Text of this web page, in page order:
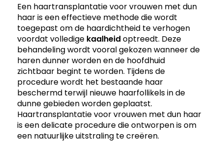
Een haartransplantatie voor vrouwen met dun
haar is een effectieve methode die wordt
toegepast om de haardichtheid te verhogen
voordat volledige kaalheidoptreedt. Deze
behandeling wordt vooral gekozen wanneer de
haren dunner worden en de hoofdhuid
zichtbaar begint te worden. Tijdens de
procedure wordt het bestaande haar
beschermd terwijl nieuwe haarfollikels in de
dunne gebieden worden geplaatst.
Haartransplantatie voor vrouwen met dun haar
is een delicate procedure die ontworpen is om
een natuurlijke uitstraling te creëren.